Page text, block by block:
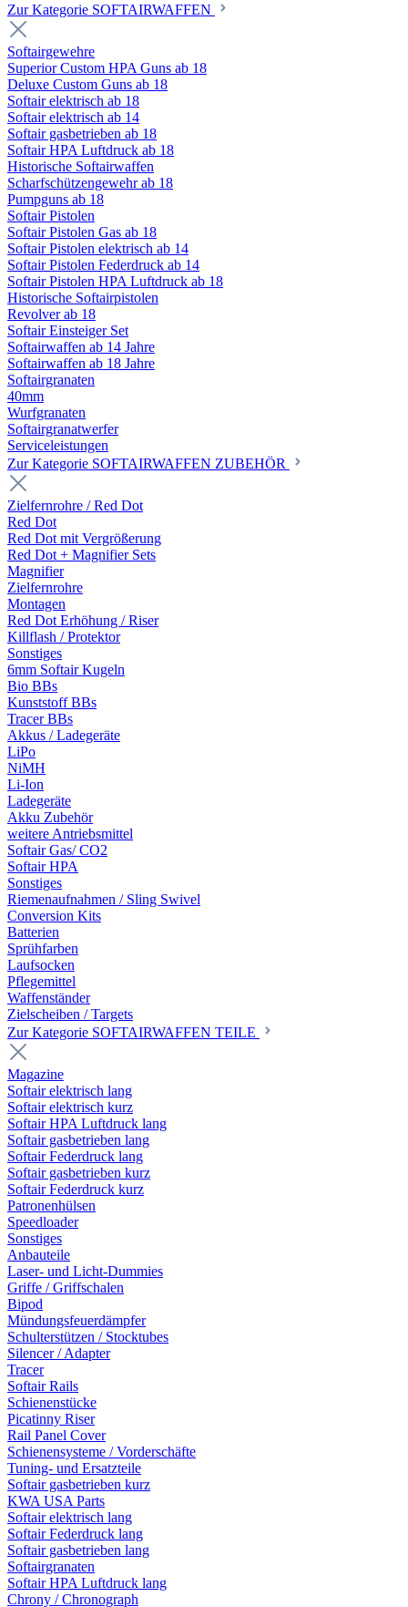
Zur Kategorie SOFTAIRWAFFEN
Softairgewehre
Superior Custom HPA Guns ab 18
Deluxe Custom Guns ab 18
Softair elektrisch ab 18
Softair elektrisch ab 14
Softair gasbetrieben ab 18
Softair HPA Luftdruck ab 18
Historische Softairwaffen
Scharfschützengewehr ab 18
Pumpguns ab 18
Softair Pistolen
Softair Pistolen Gas ab 18
Softair Pistolen elektrisch ab 14
Softair Pistolen Federdruck ab 14
Softair Pistolen HPA Luftdruck ab 18
Historische Softairpistolen
Revolver ab 18
Softair Einsteiger Set
Softairwaffen ab 14 Jahre
Softairwaffen ab 18 Jahre
Softairgranaten
40mm
Wurfgranaten
Softairgranatwerfer
Serviceleistungen
Zur Kategorie SOFTAIRWAFFEN ZUBEHÖR
Zielfernrohre / Red Dot
Red Dot
Red Dot mit Vergrößerung
Red Dot + Magnifier Sets
Magnifier
Zielfernrohre
Montagen
Red Dot Erhöhung / Riser
Killflash / Protektor
Sonstiges
6mm Softair Kugeln
Bio BBs
Kunststoff BBs
Tracer BBs
Akkus / Ladegeräte
LiPo
NiMH
Li-Ion
Ladegeräte
Akku Zubehör
weitere Antriebsmittel
Softair Gas/ CO2
Softair HPA
Sonstiges
Riemenaufnahmen / Sling Swivel
Conversion Kits
Batterien
Sprühfarben
Laufsocken
Pflegemittel
Waffenständer
Zielscheiben / Targets
Zur Kategorie SOFTAIRWAFFEN TEILE
Magazine
Softair elektrisch lang
Softair elektrisch kurz
Softair HPA Luftdruck lang
Softair gasbetrieben lang
Softair Federdruck lang
Softair gasbetrieben kurz
Softair Federdruck kurz
Patronenhülsen
Speedloader
Sonstiges
Anbauteile
Laser- und Licht-Dummies
Griffe / Griffschalen
Bipod
Mündungsfeuerdämpfer
Schulterstützen / Stocktubes
Silencer / Adapter
Tracer
Softair Rails
Schienenstücke
Picatinny Riser
Rail Panel Cover
Schienensysteme / Vorderschäfte
Tuning- und Ersatzteile
Softair gasbetrieben kurz
KWA USA Parts
Softair elektrisch lang
Softair Federdruck lang
Softair gasbetrieben lang
Softairgranaten
Softair HPA Luftdruck lang
Chrony / Chronograph